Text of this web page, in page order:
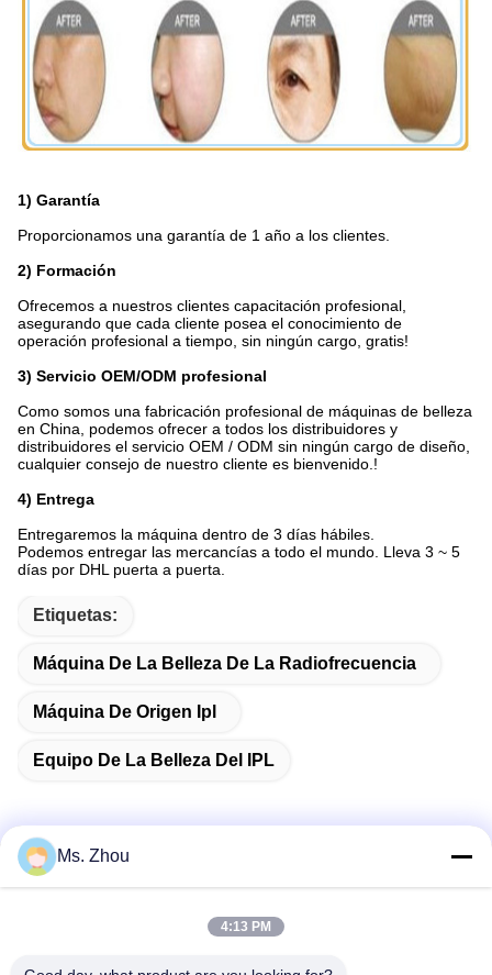
1) Garantía
Proporcionamos una garantía de 1 año a los clientes.
2) Formación
Ofrecemos a nuestros clientes capacitación profesional,
asegurando que cada cliente posea el conocimiento de
operación profesional a tiempo, sin ningún cargo, gratis!
3) Servicio OEM/ODM profesional
Como somos una fabricación profesional de máquinas de belleza
en China, podemos ofrecer a todos los distribuidores y
distribuidores el servicio OEM / ODM sin ningún cargo de diseño,
cualquier consejo de nuestro cliente es bienvenido.!
4) Entrega
Entregaremos la máquina dentro de 3 días hábiles.
Podemos entregar las mercancías a todo el mundo. Lleva 3 ~ 5
días por DHL puerta a puerta.
Etiquetas:
Máquina De La Belleza De La Radiofrecuencia
Máquina De Origen Ipl
Equipo De La Belleza Del IPL
Ms. Zhou
4:13 PM